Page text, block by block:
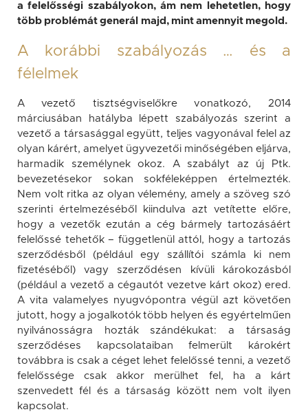
a felelősségi szabályokon, ám nem lehetetlen, hogy
több problémát generál majd, mint amennyit megold.
A korábbi szabályozás … és a
félelmek
A vezető tisztségviselőkre vonatkozó, 2014
márciusában hatályba lépett szabályozás szerint a
vezető a társasággal együtt, teljes vagyonával felel az
olyan kárért, amelyet ügyvezetői minőségében eljárva,
harmadik személynek okoz. A szabályt az új Ptk.
bevezetésekor sokan sokféleképpen értelmezték.
Nem volt ritka az olyan vélemény, amely a szöveg szó
szerinti értelmezéséből kiindulva azt vetítette előre,
hogy a vezetők ezután a cég bármely tartozásáért
felelőssé tehetők – függetlenül attól, hogy a tartozás
szerződésből (például egy szállítói számla ki nem
fizetéséből) vagy szerződésen kívüli károkozásból
(például a vezető a cégautót vezetve kárt okoz) ered.
A vita valamelyes nyugvópontra végül azt követően
jutott, hogy a jogalkotók több helyen és egyértelműen
nyilvánosságra hozták szándékukat: a társaság
szerződéses kapcsolataiban felmerült károkért
továbbra is csak a céget lehet felelőssé tenni, a vezető
felelőssége csak akkor merülhet fel, ha a kárt
szenvedett fél és a társaság között nem volt ilyen
kapcsolat.